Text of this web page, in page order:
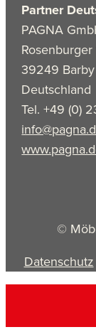
Partner
PAGNA
Rosenburger
39249 Barby
Deutschland
Tel. +49 (0)
©
Datenschutz